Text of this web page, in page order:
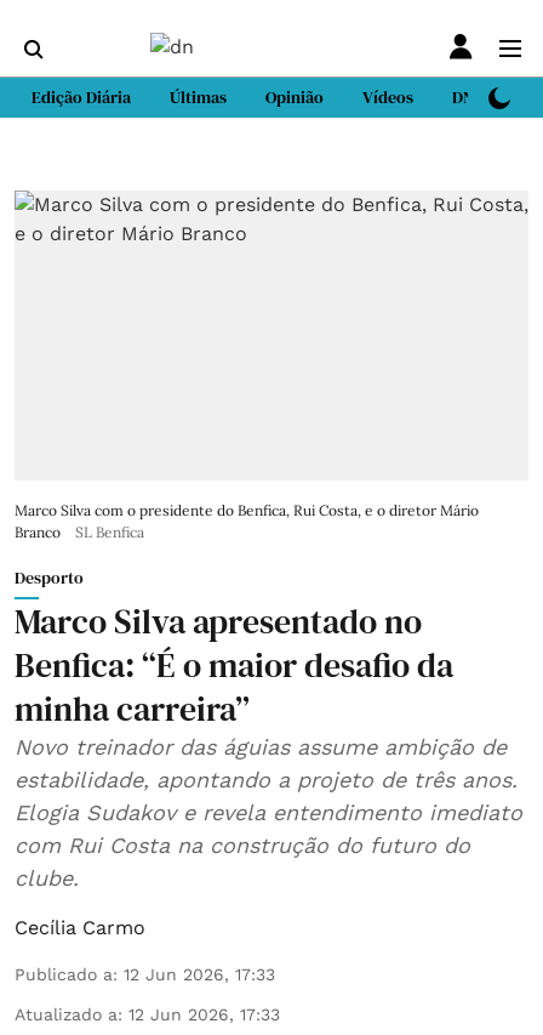
Edição Diária Últimas Opinião Vídeos DN Sport
Marco Silva com o presidente do Benfica, Rui Costa, e o diretor Mário
Branco
SL Benfica
Desporto
Marco Silva apresentado no
Benfica: “É o maior desafio da
minha carreira”
Novo treinador das águias assume ambição de
estabilidade, apontando a projeto de três anos.
Elogia Sudakov e revela entendimento imediato
com Rui Costa na construção do futuro do
clube.
Cecília Carmo
Publicado a: 12 Jun 2026, 17:33
Atualizado a: 12 Jun 2026, 17:33